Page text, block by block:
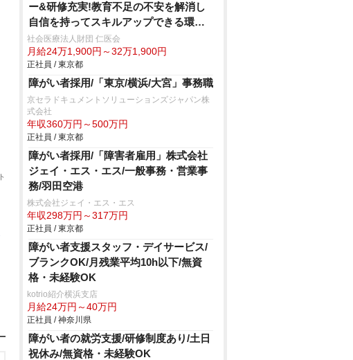
ー&研修充実!教育不足の不安を解消し
自信を持ってスキルアップできる環境
年休120日超
社会医療法人財団 仁医会
月給24万1,900円～32万1,900円
正社員 / 東京都
障がい者採用/「東京/横浜/大宮」事務職
京セラドキュメントソリューションズジャパン株
式会社
年収360万円～500万円
正社員 / 東京都
障がい者採用/「障害者雇用」株式会社
ジェイ・エス・エス/一般事務・営業事
務/羽田空港
株式会社ジェイ・エス・エス
年収298万円～317万円
正社員 / 東京都
障がい者支援スタッフ・デイサービス/
ブランクOK/月残業平均10h以下/無資
格・未経験OK
kotrio紹介横浜支店
月給24万円～40万円
正社員 / 神奈川県
障がい者の就労支援/研修制度あり/土日
祝休み/無資格・未経験OK